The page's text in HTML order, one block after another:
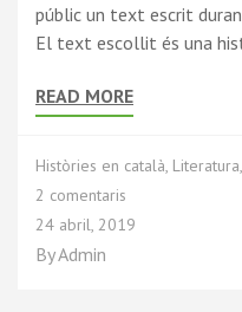
públic un text escrit
El text escollit és una
READ MORE
Històries en català, Literatura,
2 comentaris
24 abril, 2019
ByAdmin